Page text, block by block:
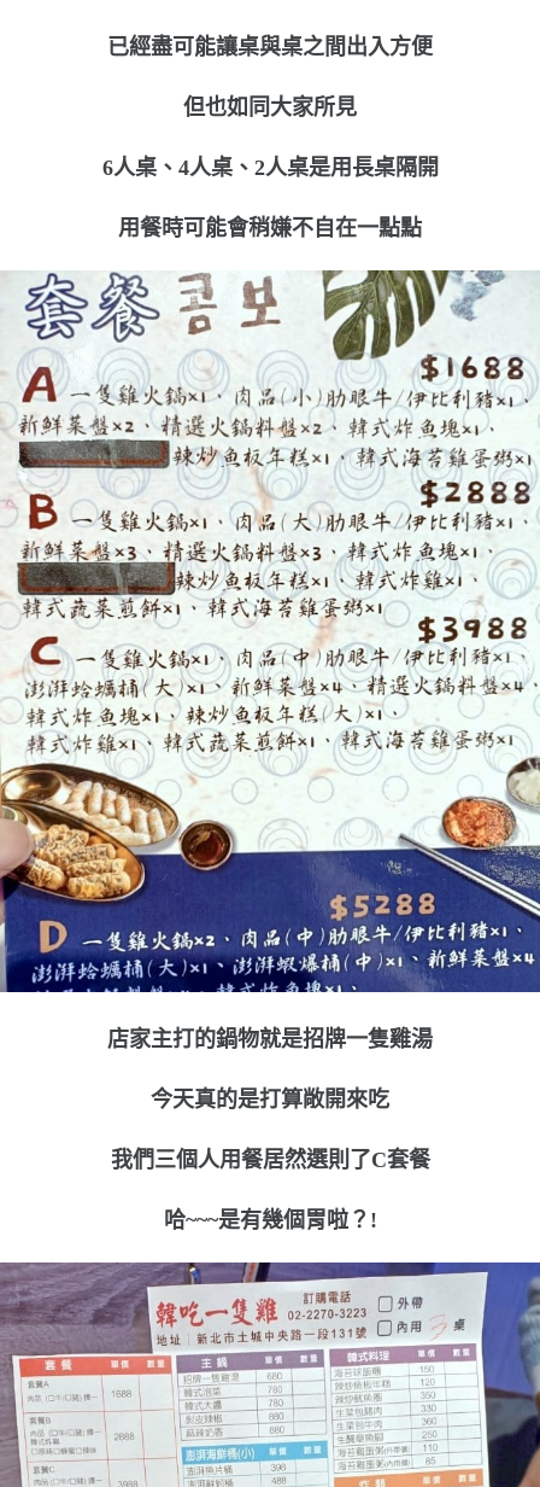
已經盡可能讓桌與桌之間出入方便
但也如同大家所見
6人桌、4人桌、2人桌是用長桌隔開
用餐時可能會稍嫌不自在一點點
店家主打的鍋物就是招牌一隻雞湯
今天真的是打算敞開來吃
我們三個人用餐居然選則了C套餐
哈~~~是有幾個胃啦？!